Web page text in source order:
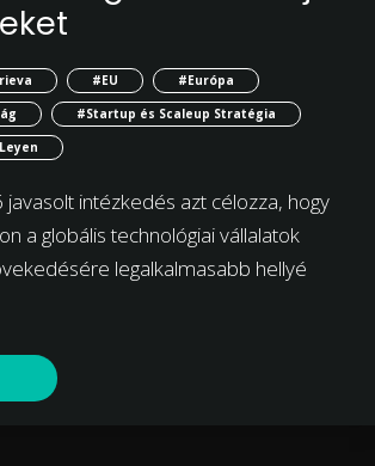
#EU
#Európa
#Startup és Scaleup Stratégia
intézkedés azt célozza, hogy
a globális technológiai vállalatok
legalkalmasabb hellyé